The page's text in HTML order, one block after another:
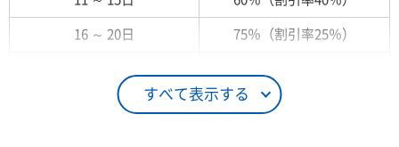
すべて表示する
16 ～ 20日 75％（割引率25％）
26日 ～ 1ヶ月 100％（割引率 0％）